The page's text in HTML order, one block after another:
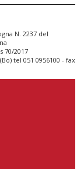
N. 2237 del
70/2017
tel 051 0956100 - fax